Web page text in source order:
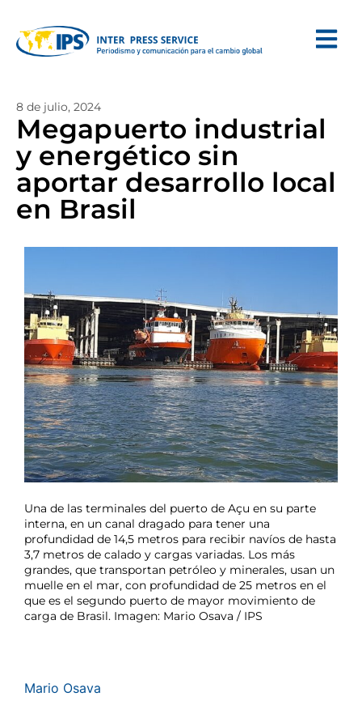
8 de julio, 2024
Megapuerto industrial
y energético sin
aportar desarrollo local
en Brasil
Una de las terminales del puerto de Açu en su parte
interna, en un canal dragado para tener una
profundidad de 14,5 metros para recibir navíos de hasta
3,7 metros de calado y cargas variadas. Los más
grandes, que transportan petróleo y minerales, usan un
muelle en el mar, con profundidad de 25 metros en el
que es el segundo puerto de mayor movimiento de
carga de Brasil. Imagen: Mario Osava / IPS
Mario Osava